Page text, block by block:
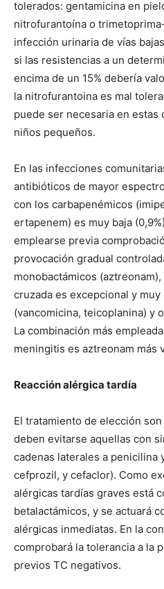
tolerados: gentamicina en
nitrofurantoína o
infección urinaria de vías
si las resistencias a un
encima de un 15% debería
la nitrofurantoina es mal
puede ser necesaria en estas
niños pequeños.
En las infecciones
antibióticos de mayor
con los carbapenémicos
ertapenem) es muy baja
emplearse previa
provocación gradual
monobactámicos
cruzada es excepcional y
(vancomicina, teicoplanina) y
La combinación más
meningitis es aztreonam más
Reacción alérgica tardía
El tratamiento de elección
deben evitarse aquellas con
cadenas laterales a penicilina
cefprozil, y cefaclor). Como
alérgicas tardías graves está
betalactámicos, y se actuará
alérgicas inmediatas. En la
comprobará la tolerancia a la
previos TC negativos.